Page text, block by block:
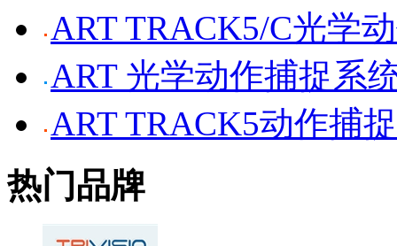
ART TRACK5/C光学
ART 光学动作捕捉系
ART TRACK5动作捕
热门品牌